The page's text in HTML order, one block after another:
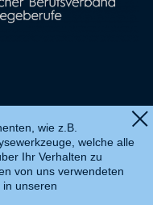
wie z.B.
welche alle
Ihr Verhalten zu
von uns verwendeten
unseren